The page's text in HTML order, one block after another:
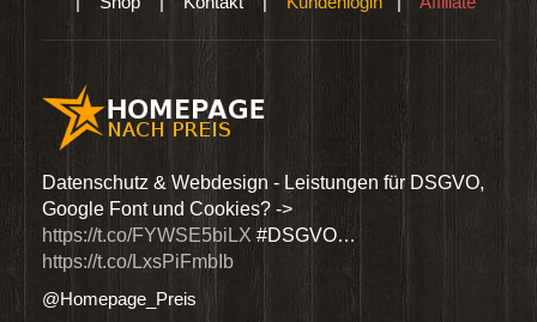
Datenschutz & Webdesign - Leistungen für DSGVO,
Google Font und Cookies? ->
https://t.co/FYWSE5biLX #DSGVO…
https://t.co/LxsPiFmbIb
@Homepage_Preis